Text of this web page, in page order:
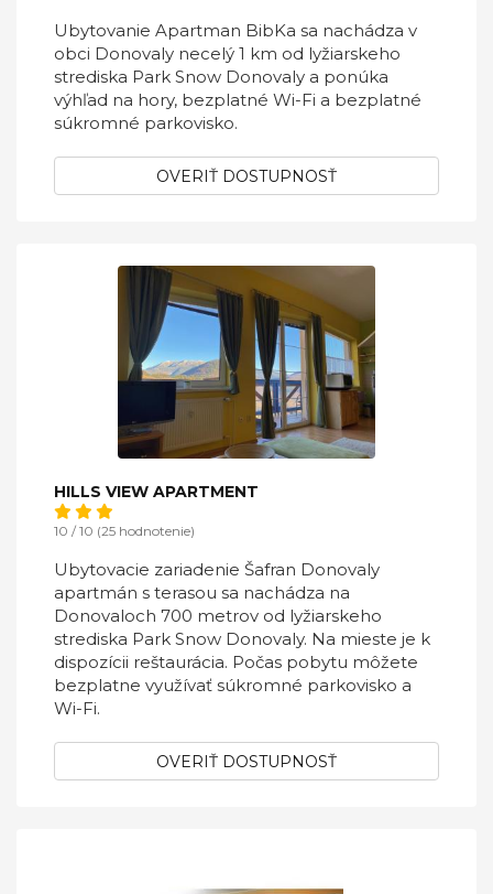
Ubytovanie Apartman BibKa sa nachádza v
obci Donovaly necelý 1 km od lyžiarskeho
strediska Park Snow Donovaly a ponúka
výhľad na hory, bezplatné Wi-Fi a bezplatné
súkromné parkovisko.
OVERIŤ DOSTUPNOSŤ
HILLS VIEW APARTMENT
10 / 10 (25 hodnotenie)
Ubytovacie zariadenie Šafran Donovaly
apartmán s terasou sa nachádza na
Donovaloch 700 metrov od lyžiarskeho
strediska Park Snow Donovaly. Na mieste je k
dispozícii reštaurácia. Počas pobytu môžete
bezplatne využívať súkromné parkovisko a
Wi-Fi.
OVERIŤ DOSTUPNOSŤ